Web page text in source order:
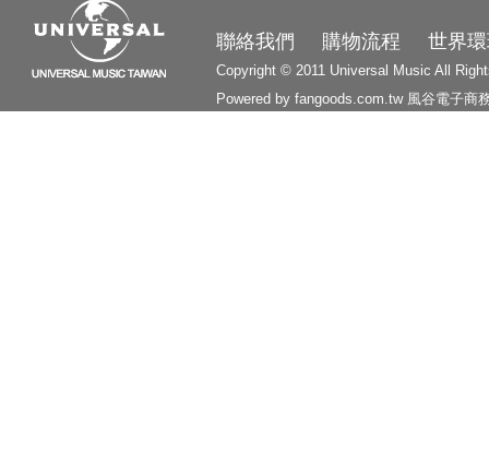
聯絡我們 購物流程 世界
Copyright © 2011 Universal Music All
Powered by fangoods.com.tw 風谷電子商